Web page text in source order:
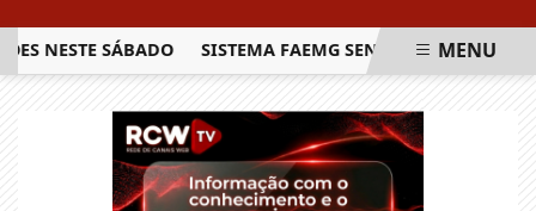
SÁBADO SISTEMA FAEMG SENAR LANÇA O PRIMEIRO
MENU